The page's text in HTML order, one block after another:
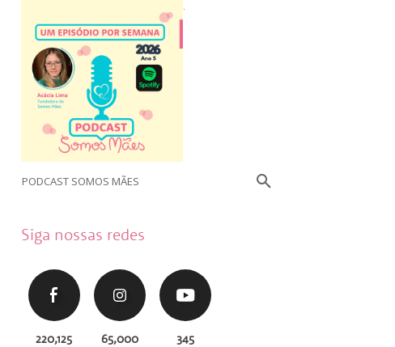
.
PODCAST SOMOS MÃES
Siga nossas redes
220,125
65,000
345